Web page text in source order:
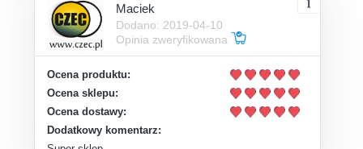
Maciek
Dodano: 2019-04-10
Opinia zweryfikowana
Ocena produktu:
Ocena sklepu:
Ocena dostawy:
Dodatkowy komentarz: